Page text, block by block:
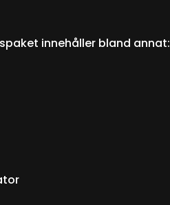
innehåller bland annat: